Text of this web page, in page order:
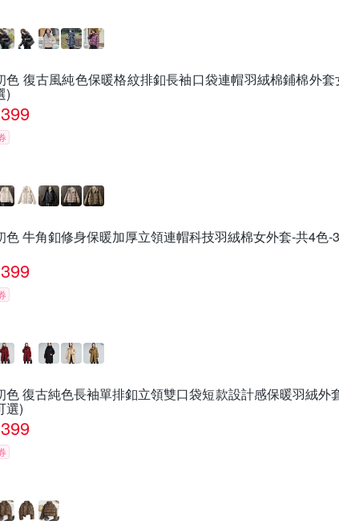
色 復古風純色保暖格紋排釦長袖口袋連帽羽絨棉鋪棉外
)
399
色 牛角釦修身保暖加厚立領連帽科技羽絨棉女外套-共4色-
399
色 復古純色長袖單排釦立領雙口袋短款設計感保暖羽絨外
選)
399